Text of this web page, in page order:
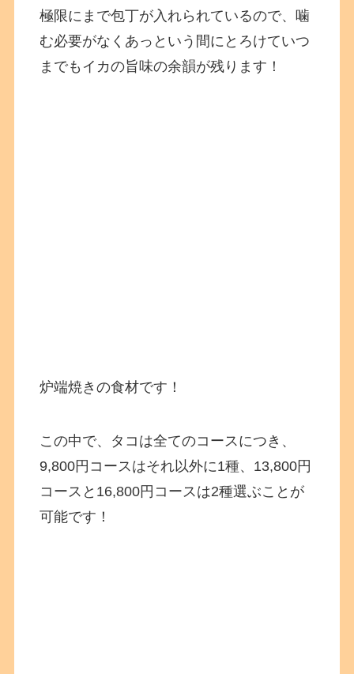
極限にまで包丁が入れられているので、噛
む必要がなくあっという間にとろけていつ
までもイカの旨味の余韻が残ります！
炉端焼きの食材です！
この中で、タコは全てのコースにつき、
9,800円コースはそれ以外に1種、13,800円
コースと16,800円コースは2種選ぶことが
可能です！